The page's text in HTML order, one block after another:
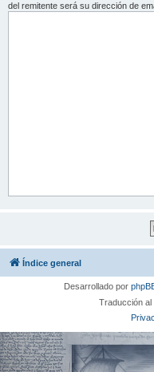
del remitente será su dirección de
Índice general
Desarrollado por
Traducción al